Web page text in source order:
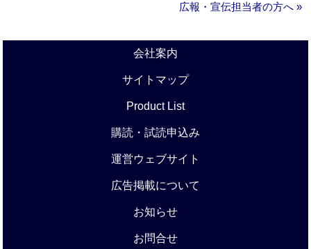
広報・宣伝担当者の方へ »
会社案内
サイトマップ
Product List
購読・試読申込み
運営ウェブサイト
広告掲載について
お知らせ
お問合せ